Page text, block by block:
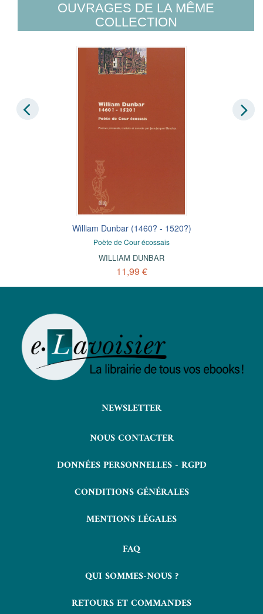
OUVRAGES DE LA MÊME
COLLECTION
William Dunbar (1460? - 1520?)
Poète de Cour écossais
WILLIAM DUNBAR
11,99 €
NEWSLETTER
NOUS CONTACTER
DONNÉES PERSONNELLES - RGPD
CONDITIONS GÉNÉRALES
MENTIONS LÉGALES
FAQ
QUI SOMMES-NOUS ?
RETOURS ET COMMANDES